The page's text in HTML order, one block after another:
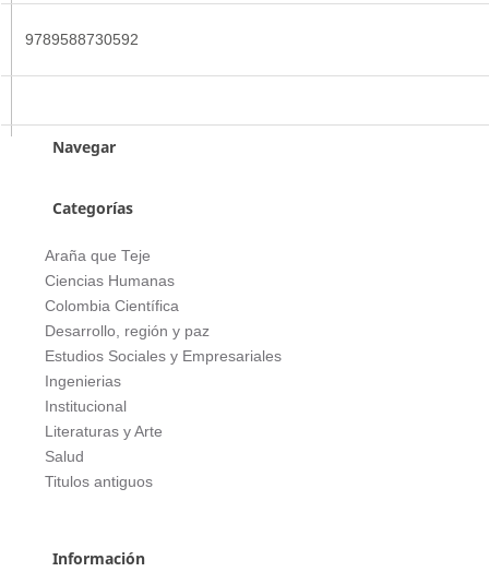
9789588730592
Navegar
Categorías
Araña que Teje
Ciencias Humanas
Colombia Científica
Desarrollo, región y paz
Estudios Sociales y Empresariales
Ingenierias
Institucional
Literaturas y Arte
Salud
Titulos antiguos
Información